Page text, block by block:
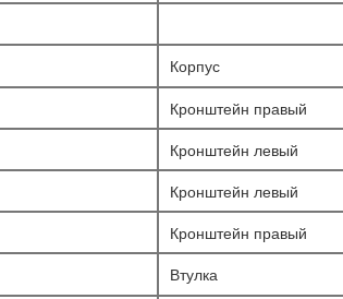
Корпус
Кронштейн правый
Кронштейн левый
Кронштейн левый
Кронштейн правый
Втулка